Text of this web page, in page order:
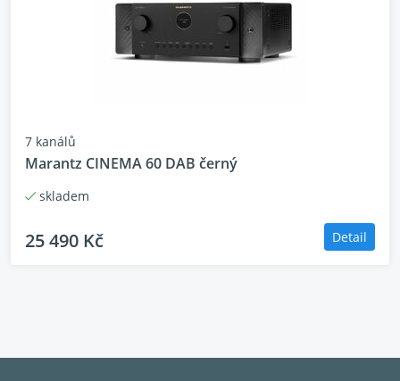
všemi AV přijímači.
7 kanálů
Marantz CINEMA 60 DAB černý
skladem
25 490 Kč Detail